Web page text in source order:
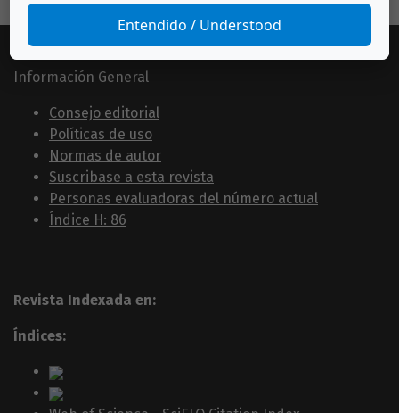
Información General
Consejo editorial
Políticas de uso
Normas de autor
Suscribase a esta revista
Personas evaluadoras del número actual
Índice H: 86
Revista Indexada en:
Índices:
Entendido / Understood